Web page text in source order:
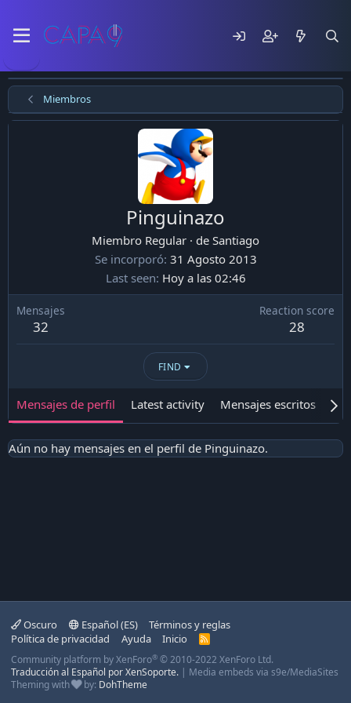
Miembros
Pinguinazo
Miembro Regular · de Santiago
Se incorporó 31 Agosto 2013
Last seen Hoy a las 02:46
Mensajes
32
Reaction score
28
FIND
Mensajes de perfil Latest activity Mensajes escritos
Aún no hay mensajes en el perfil de Pinguinazo.
Oscuro Español (ES)
Términos y reglas
Política de privacidad
Ayuda Inicio
R
S
Community platform by XenForo® © 2010-2022 XenForo Ltd.
Traducción al Español por XenSoporte. | Media embeds via s9e/MediaSites
Theming with
by: DohTheme